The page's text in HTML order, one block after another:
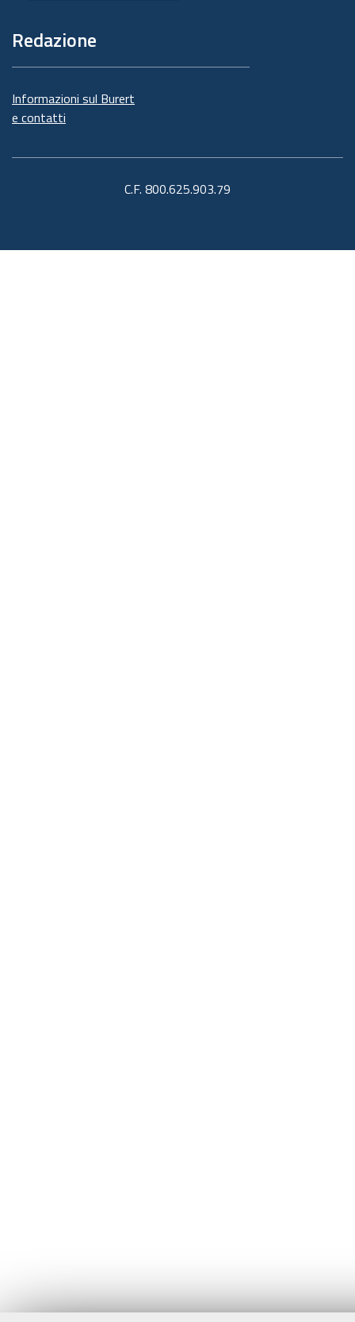
Redazione
Informazioni sul Burert
e contatti
C.F. 800.625.903.79